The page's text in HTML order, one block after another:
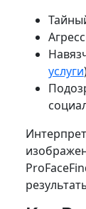
услуги